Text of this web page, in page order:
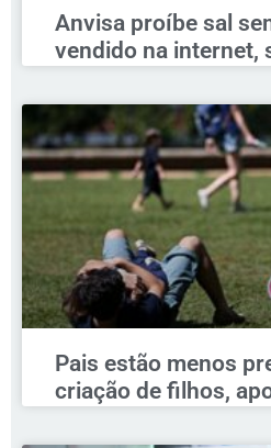
Anvisa proíbe sal
vendido na internet,
Pais estão menos
criação de filhos,